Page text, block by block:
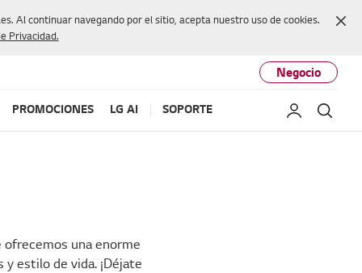
Al continuar navegando por el sitio, acepta nuestro uso de cookies.
Privacidad.
Negocio
PROMOCIONES LG AI SOPORTE Mi LG
ofrecemos una enorme
estilo de vida. ¡Déjate